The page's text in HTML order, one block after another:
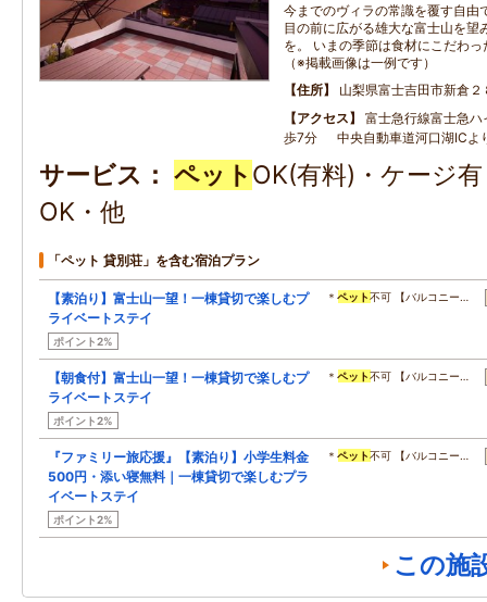
今までのヴィラの常識を覆す自由
目の前に広がる雄大な富士山を望
を。 いまの季節は食材にこだわ
（※掲載画像は一例です）
住所
山梨県富士吉田市新倉
アクセス
富士急行線富士急
歩7分 中央自動車道河口湖ICよ
サービス ペット OK(有料)・ケージ
OK・他
「ペット 貸別荘」を含む宿泊プラン
【素泊り】富士山一望！一棟貸切で楽しむプ
ライベートステイ
ポイント2%
＊ペット不可 【バルコニー…
【朝食付】富士山一望！一棟貸切で楽しむプ
ライベートステイ
ポイント2%
＊ペット不可 【バルコニー…
『ファミリー旅応援』【素泊り】小学生料金
500円・添い寝無料｜一棟貸切で楽しむプラ
イベートステイ
ポイント2%
＊ペット不可 【バルコニー…
この施